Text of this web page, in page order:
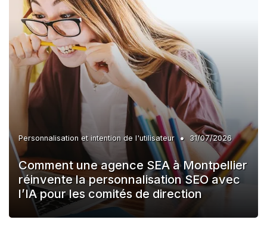
Personnalisation et intention de l'utilisateur • 31/07/2026
Comment une agence SEA à Montpellier
réinvente la personnalisation SEO avec
l’IA pour les comités de direction